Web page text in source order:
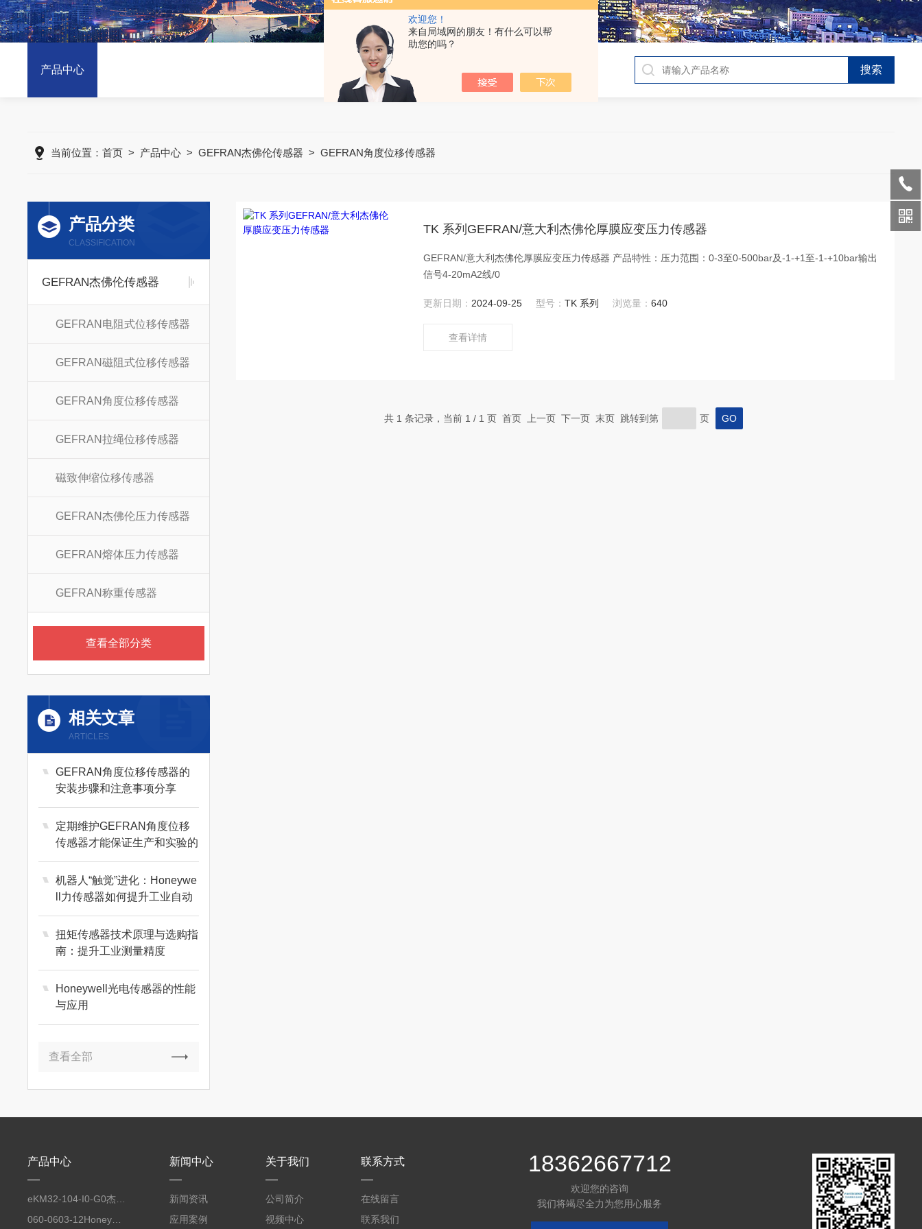
欢迎您！
来自局域网的朋友！有什么可以帮
助您的吗？
产品中心
当前位置：首页 > 产品中心 >GEFRAN杰佛伦传感器 >GEFRAN角度位移传感器
产品分类
CLASSIFICATION
GEFRAN杰佛伦传感器
GEFRAN电阻式位移传感器
GEFRAN磁阻式位移传感器
GEFRAN角度位移传感器
GEFRAN拉绳位移传感器
磁致伸缩位移传感器
GEFRAN杰佛伦压力传感器
GEFRAN熔体压力传感器
GEFRAN称重传感器
查看全部分类
相关文章
ARTICLES
GEFRAN角度位移传感器的
安装步骤和注意事项分享
定期维护GEFRAN角度位移
传感器才能保证生产和实验的
顺利进行
机器人“触觉”进化：Honeywe
ll力传感器如何提升工业自动
化精度？
扭矩传感器技术原理与选购指
南：提升工业测量精度
Honeywell光电传感器的性能
与应用
查看全部
TK 系列GEFRAN/意大利杰佛伦厚膜应变压力传感器
GEFRAN/意大利杰佛伦厚膜应变压力传感器 产品特性：压力范围：0-3至0-500bar及-1-+1至-1-+10bar输出
信号4-20mA2线/0
更新日期： 2024-09-25 型号：TK 系列 浏览量：640
查看详情
共 1 条记录，当前 1 / 1 页 首页 上一页 下一页 末页 跳转到第 页
产品中心 新闻中心
新闻资讯
应用案例
关于我们
公司简介
视频中心
联系方式
在线留言
联系我们
18362667712
欢迎您的咨询
我们将竭尽全力为您用心服务